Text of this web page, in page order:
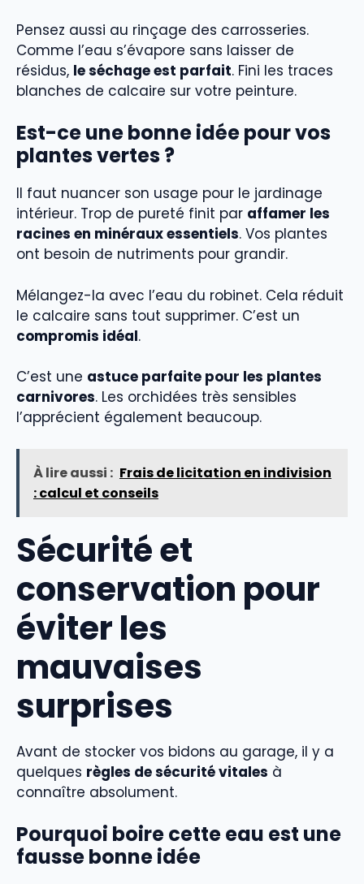
Pensez aussi au rinçage des carrosseries.
Comme l’eau s’évapore sans laisser de
résidus, le séchage est parfait. Fini les traces
blanches de calcaire sur votre peinture.
Est-ce une bonne idée pour vos
plantes vertes ?
Il faut nuancer son usage pour le jardinage
intérieur. Trop de pureté finit par affamer les
racines en minéraux essentiels. Vos plantes
ont besoin de nutriments pour grandir.
Mélangez-la avec l’eau du robinet. Cela réduit
le calcaire sans tout supprimer. C’est un
compromis idéal.
C’est une astuce parfaite pour les plantes
carnivores. Les orchidées très sensibles
l’apprécient également beaucoup.
À lire aussi : Frais de licitation en indivision
: calcul et conseils
Sécurité et
conservation pour
éviter les
mauvaises
surprises
Avant de stocker vos bidons au garage, il y a
quelques règles de sécurité vitales à
connaître absolument.
Pourquoi boire cette eau est une
fausse bonne idée